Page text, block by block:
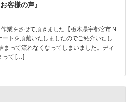
客様の声』
業をさせて頂きました【栃木県宇都宮市Ｎ
トを頂戴いたしましたのでご紹介いたし
まって流れなくなってしまいました。ディ
って […]